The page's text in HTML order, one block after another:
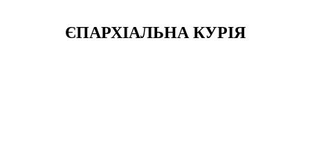
ЄПАРХІАЛЬНА КУРІЯ